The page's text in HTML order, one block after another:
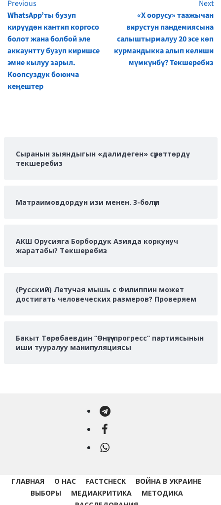
Continue
Reading
Previous
WhatsApp’ты бузуп
кирүүдөн кантип коргосо
болот жана болбой эле
аккаунтту бузуп киришсе
эмне кылуу зарыл.
Коопсуздук боюнча
кеңештер
Next
«X оорусу» таажычан
вирустун пандемиясына
салыштырмалуу 20 эсе көп
курмандыкка алып келиши
мүмкүнбү? Текшеребиз
Сыранын зыяндыгын «далидеген» сүрөттөрдү
текшеребиз
Матраимовдордун изи менен. 3-бөлүм
АКШ Орусияга Борбордук Азияда коркунуч
жаратабы? Текшеребиз
(Русский) Летучая мышь с Филиппин может
достигать человеческих размеров? Проверяем
Бакыт Төрөбаевдин “Өнүгүү-прогресс” партиясынын
иши тууралуу манипуляциясы
Telegram
Facebook
WhatsApp
ГЛАВНАЯ О НАС FACTCHECK
ВОЙНА В УКРАИНЕ
ВЫБОРЫ
МЕДИАКРИТИКА
МЕТОДИКА